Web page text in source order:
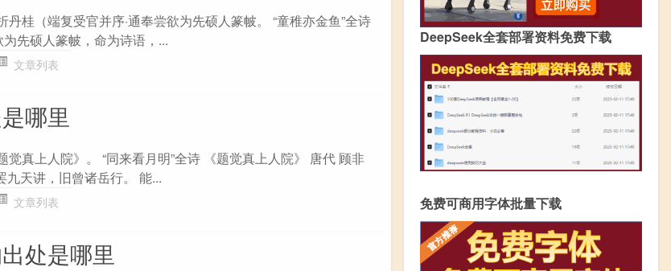
丹桂（端复受官并序·通奉尝欲为先硕人篆帔。 “童稚亦金鱼”全诗
为先硕人篆帔，命为诗语，...
文章列表
哪里
觉真上人院》。 “同来看月明”全诗 《题觉真上人院》 唐代 顾非
天讲，旧曾诸岳行。 能...
文章列表
处是哪里
DeepSeek全套部署资料免费下载
免费可商用字体批量下载